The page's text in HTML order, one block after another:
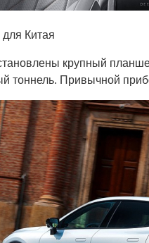
Китая
крупный
тоннель. Привычной